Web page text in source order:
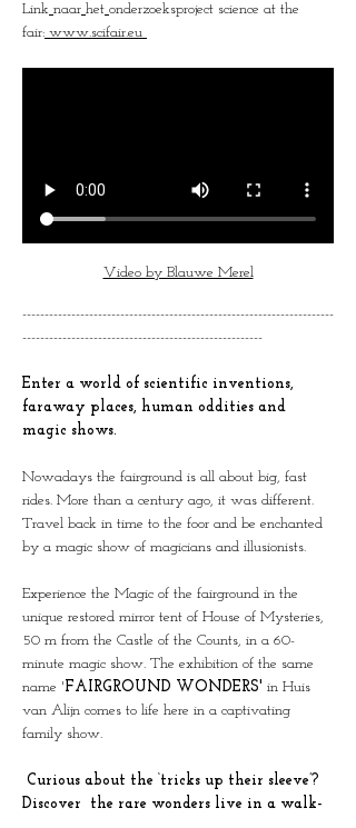
Link naar het onderzoeksproject science at the
fair: www.scifair.eu
Video by Blauwe Merel
----------------------------------------------------------------------
------------------------------------------------------
Enter a world of scientific inventions,
faraway places, human oddities and
magic shows.
Nowadays the fairground is all about big, fast
rides. More than a century ago, it was different.
Travel back in time to the foor and be enchanted
by a magic show of magicians and illusionists.
Experience the Magic of the fairground in the
unique restored mirror tent of House of Mysteries,
50 m from the Castle of the Counts, in a 60-
minute magic show. The exhibition of the same
name 'FAIRGROUND WONDERS' in Huis
van Alijn comes to life here in a captivating
family show.
Discover  the rare wonders live in a walk-